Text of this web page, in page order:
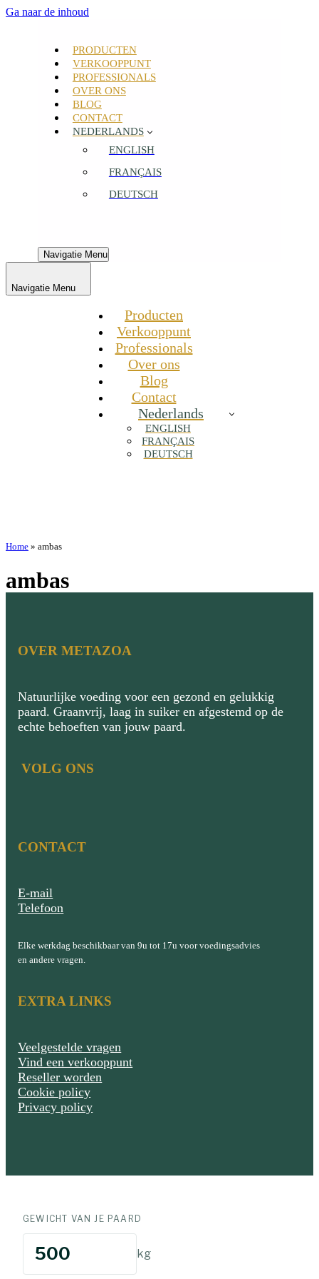
Ga naar de inhoud
PRODUCTEN
VERKOOPPUNT
PROFESSIONALS
OVER ONS
BLOG
CONTACT
NEDERLANDS
ENGLISH
FRANÇAIS
DEUTSCH
Navigatie Menu
Navigatie Menu
Producten
Verkooppunt
Professionals
Over ons
Blog
Contact
Nederlands
ENGLISH
FRANÇAIS
DEUTSCH
Home » ambas
ambas
OVER METAZOA
Natuurlijke voeding voor een gezond en gelukkig
paard. Graanvrij, laag in suiker en afgestemd op de
echte behoeften van jouw paard.
VOLG ONS
CONTACT
E-mail
Telefoon
Elke werkdag beschikbaar van 9u tot 17u voor voedingsadvies
en andere vragen.
EXTRA LINKS
Veelgestelde vragen
Vind een verkooppunt
Reseller worden
Cookie policy
Privacy policy